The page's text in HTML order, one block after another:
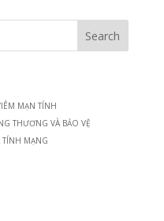
MẠN TÍNH
THƯƠNG VÀ BẢO VỆ
MẠNG